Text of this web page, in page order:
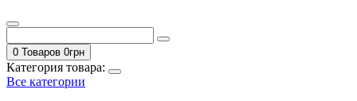
0 Товаров 0грн
Категория товара:
Все категории